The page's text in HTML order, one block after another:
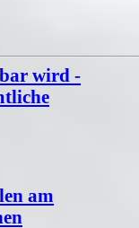
wird -
am